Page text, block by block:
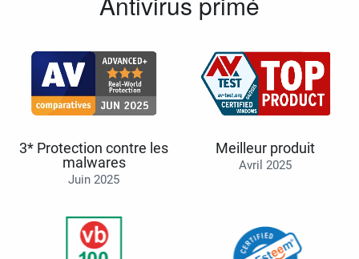
3* Protection contre les
malwares
Juin 2025
Meilleur produit
Avril 2025